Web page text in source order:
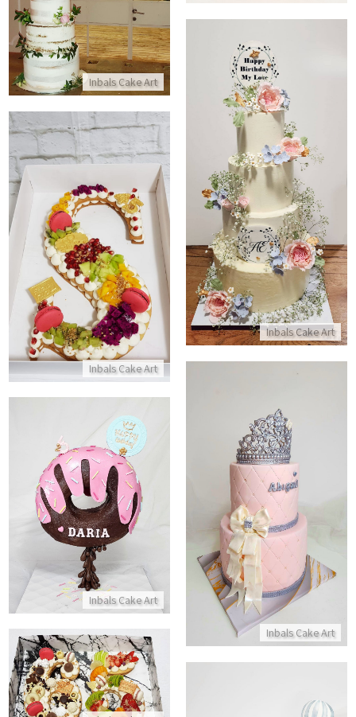
Inbals Cake Art
התקשר/י
Inbals Cake Art
עוגת קומות כשרה ומפוארת ליום הולדת
התקשר/י
Inbals Cake Art
עוגת אותיות ופירות טריים
התקשר/י
Inbals Cake Art
עוגה עם כתר לבת מצווה
התקשר/י
Inbals Cake Art
עוגת דונאט מפוסלת
התקשר/י
עוגת מספרים
התקשר/י